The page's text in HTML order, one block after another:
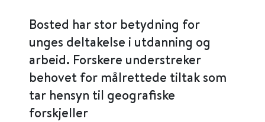
Bosted har stor betydning for
unges deltakelse i utdanning og
arbeid. Forskere understreker
behovet for målrettede tiltak som
tar hensyn til geografiske
forskjeller